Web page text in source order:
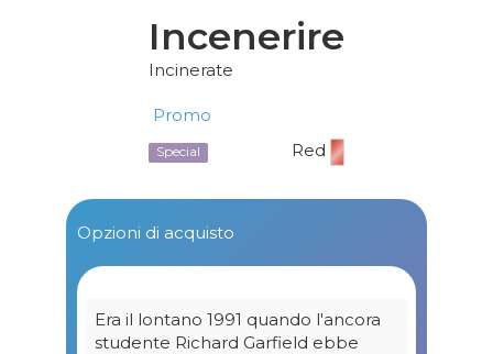
Incenerire
Incinerate
Promo
Special Red
Opzioni di acquisto
Era il lontano 1991 quando l'ancora
studente Richard Garfield ebbe